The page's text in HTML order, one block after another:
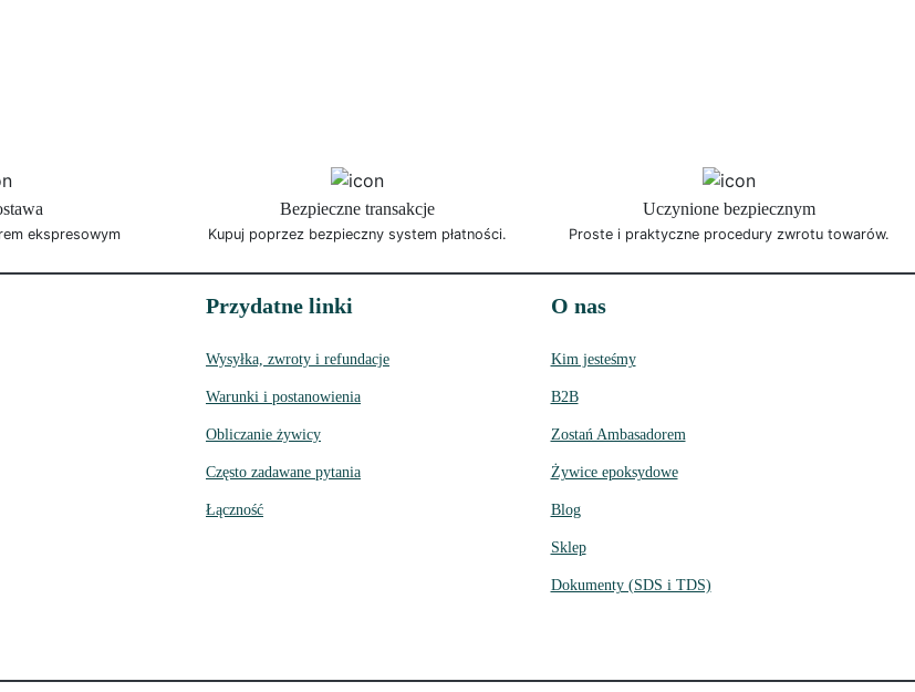
ekspresowym
Bezpieczne transakcje
Kupuj poprzez bezpieczny system płatności.
Uczynione bezpiecznym
Proste i praktyczne procedury zwrotu towarów.
Przydatne linki
Wysyłka, zwroty i refundacje
Warunki i postanowienia
Obliczanie żywicy
Często zadawane pytania
Łączność
O nas
Kim jesteśmy
B2B
Zostań Ambasadorem
Żywice epoksydowe
Blog
Sklep
Dokumenty (SDS i TDS)